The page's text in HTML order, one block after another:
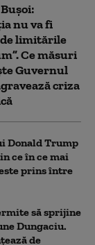
nu va fi
limitările
Ce măsuri
Guvernul
criza
Donald Trump
ce în ce mai
prins între
să sprijine
Dungaciu.
de